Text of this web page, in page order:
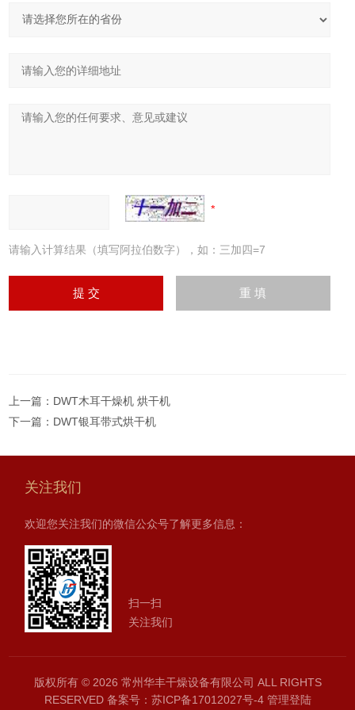
请输入计算结果（填写阿拉伯数字），如：三加四=7
上一篇： DWT木耳干燥机 烘干机
下一篇： DWT银耳带式烘干机
关注我们
欢迎您关注我们的微信公众号了解更多信息：
扫一扫
关注我们
版权所有 © 2026 常州华丰干燥设备有限公司 ALL RIGHTS
RESERVED 备案号：苏ICP备17012027号-4 管理登陆